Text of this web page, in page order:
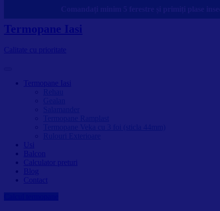
content
Termopane Iasi
Calitate cu prioritate
Termopane Iasi
Usi
Balcon
Calculator preturi
Blog
Contact